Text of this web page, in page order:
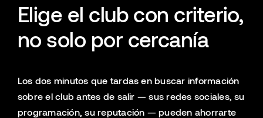
Elige el club con criterio,
no solo por cercanía
Los dos minutos que tardas en buscar información
sobre el club antes de salir — sus redes sociales, su
programación, su reputación — pueden ahorrarte